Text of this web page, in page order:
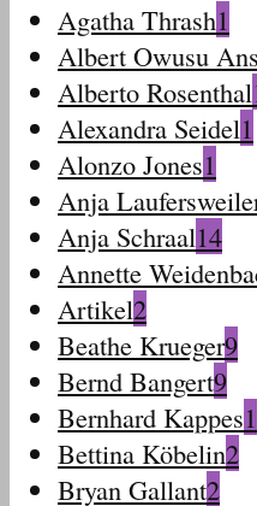
Agatha Thrash1
Albert Owusu
Alberto Rosenthal
Alexandra Seidel1
Alonzo Jones1
Anja
Anja Schraal14
Annette
Artikel2
Beathe Krueger9
Bernd Bangert9
Bernhard Kappes1
Bettina Köbelin2
Bryan Gallant2